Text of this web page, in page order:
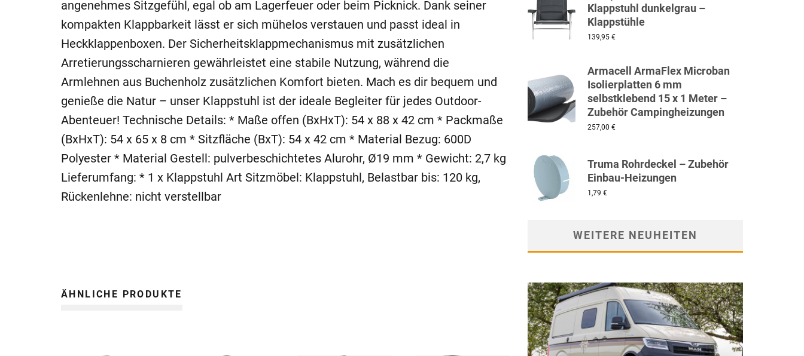
angenehmes Sitzgefühl, egal ob am Lagerfeuer oder beim Picknick. Dank seiner
kompakten Klappbarkeit lässt er sich mühelos verstauen und passt ideal in
Heckklappenboxen. Der Sicherheitsklappmechanismus mit zusätzlichen
Arretierungsscharnieren gewährleistet eine stabile Nutzung, während die
Armlehnen aus Buchenholz zusätzlichen Komfort bieten. Mach es dir bequem und
genieße die Natur – unser Klappstuhl ist der ideale Begleiter für jedes Outdoor-
Abenteuer! Technische Details: * Maße offen (BxHxT): 54 x 88 x 42 cm * Packmaße
(BxHxT): 54 x 65 x 8 cm * Sitzfläche (BxT): 54 x 42 cm * Material Bezug: 600D
Polyester * Material Gestell: pulverbeschichtetes Alurohr, Ø19 mm * Gewicht: 2,7 kg
Lieferumfang: * 1 x Klappstuhl Art Sitzmöbel: Klappstuhl, Belastbar bis: 120 kg,
Rückenlehne: nicht verstellbar
ÄHNLICHE PRODUKTE
Klappstuhl dunkelgrau –
Klappstühle
139,95 €
Armacell ArmaFlex Microban
Isolierplatten 6 mm
selbstklebend 15 x 1 Meter –
Zubehör Campingheizungen
257,00 €
Truma Rohrdeckel – Zubehör
Einbau-Heizungen
1,79 €
WEITERE NEUHEITEN